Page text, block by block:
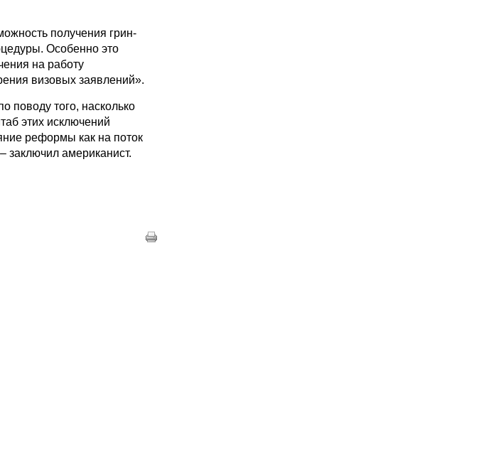
получения грин-
Особенно это
на работу
визовых заявлений».
поводу того, насколько
этих исключений
реформы как на поток
заключил американист.